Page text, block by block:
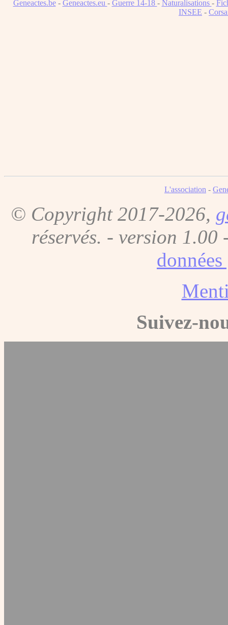
Geneactes.be- Geneactes.eu - Guerre 14-18 - Naturalisations -
INSEE -
L'association -
© Copyright 2017-2026,
réservés. - version 1.00
Suivez-